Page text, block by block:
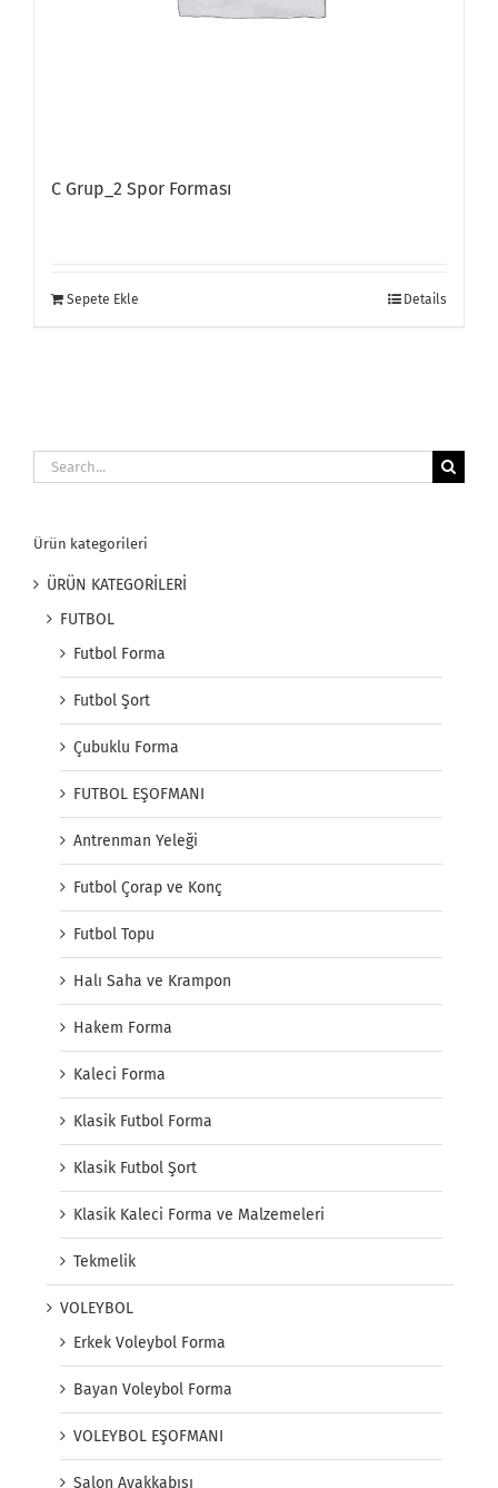
C Grup_2 Spor Forması
Sepete Ekle Details
Search
for:
Ürün kategorileri
ÜRÜN KATEGORİLERİ
FUTBOL
Futbol Forma
Futbol Şort
Çubuklu Forma
FUTBOL EŞOFMANI
Antrenman Yeleği
Futbol Çorap ve Konç
Futbol Topu
Halı Saha ve Krampon
Hakem Forma
Kaleci Forma
Klasik Futbol Forma
Klasik Futbol Şort
Klasik Kaleci Forma ve Malzemeleri
Tekmelik
VOLEYBOL
Erkek Voleybol Forma
Bayan Voleybol Forma
VOLEYBOL EŞOFMANI
Salon Ayakkabısı